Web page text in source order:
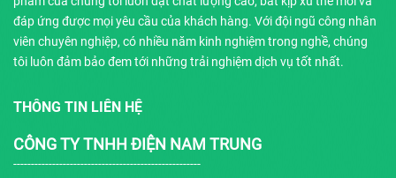
đáp ứng được mọi yêu cầu của khách hàng. Với đội ngũ công nhân
viên chuyên nghiệp, có nhiều năm kinh nghiệm trong nghề, chúng
tôi luôn đảm bảo đem tới những trải nghiệm dịch vụ tốt nhất.
THÔNG TIN LIÊN HỆ
CÔNG TY TNHH ĐIỆN NAM TRUNG
-----------------------------------------------------